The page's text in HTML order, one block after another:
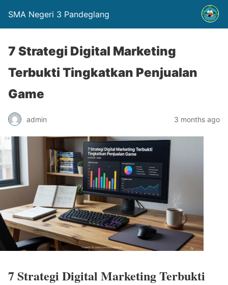
SMA Negeri 3 Pandeglang
7 Strategi Digital Marketing
Terbukti Tingkatkan Penjualan
Game
admin 3 months ago
7 Strategi Digital Marketing Terbukti